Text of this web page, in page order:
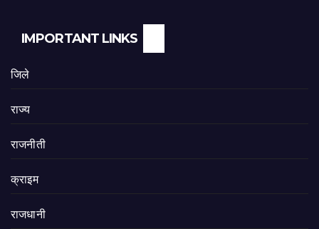
IMPORTANT LINKS
जिले
राज्य
राजनीती
क्राइम
राजधानी